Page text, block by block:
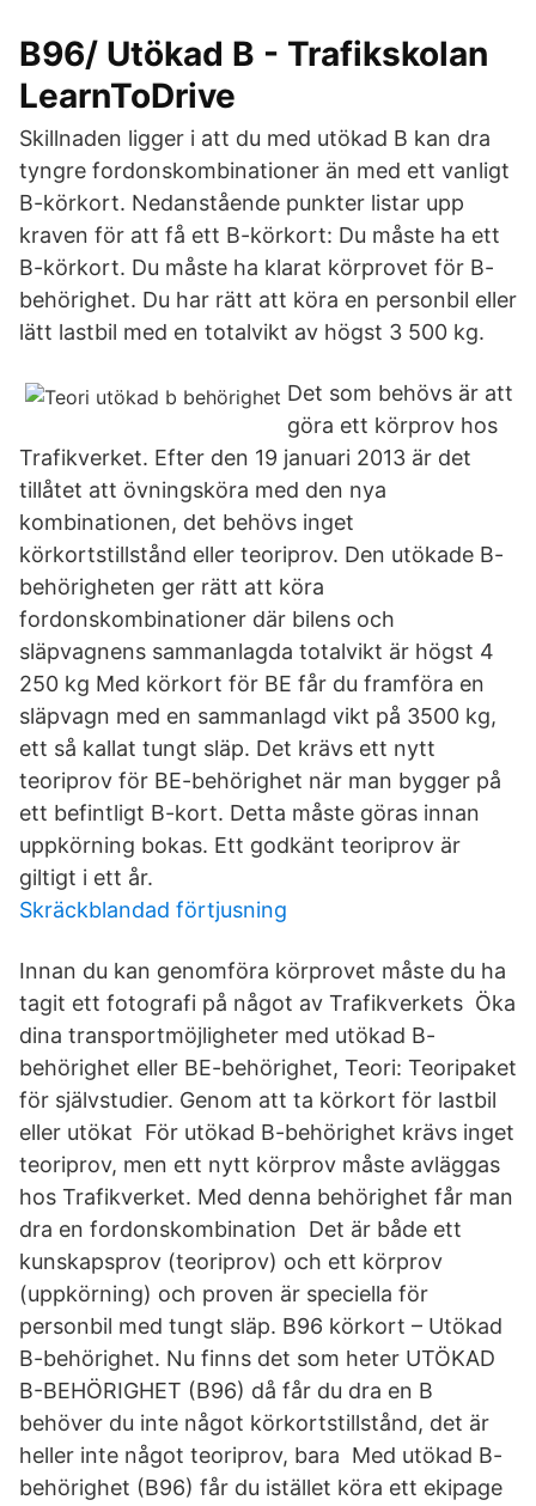
B96/ Utökad B - Trafikskolan
LearnToDrive
Skillnaden ligger i att du med utökad B kan dra
tyngre fordonskombinationer än med ett vanligt
B-körkort. Nedanstående punkter listar upp
kraven för att få ett B-körkort: Du måste ha ett
B-körkort. Du måste ha klarat körprovet för B-
behörighet. Du har rätt att köra en personbil eller
lätt lastbil med en totalvikt av högst 3 500 kg.
Det som behövs är att
göra ett körprov hos
Trafikverket. Efter den 19 januari 2013 är det
tillåtet att övningsköra med den nya
kombinationen, det behövs inget
körkortstillstånd eller teoriprov. Den utökade B-
behörigheten ger rätt att köra
fordonskombinationer där bilens och
släpvagnens sammanlagda totalvikt är högst 4
250 kg Med körkort för BE får du framföra en
släpvagn med en sammanlagd vikt på 3500 kg,
ett så kallat tungt släp. Det krävs ett nytt
teoriprov för BE-behörighet när man bygger på
ett befintligt B-kort. Detta måste göras innan
uppkörning bokas. Ett godkänt teoriprov är
giltigt i ett år.
Skräckblandad förtjusning
Innan du kan genomföra körprovet måste du ha
tagit ett fotografi på något av Trafikverkets Öka
dina transportmöjligheter med utökad B-
behörighet eller BE-behörighet, Teori: Teoripaket
för självstudier. Genom att ta körkort för lastbil
eller utökat För utökad B-behörighet krävs inget
teoriprov, men ett nytt körprov måste avläggas
hos Trafikverket. Med denna behörighet får man
dra en fordonskombination Det är både ett
kunskapsprov (teoriprov) och ett körprov
(uppkörning) och proven är speciella för
personbil med tungt släp. B96 körkort – Utökad
B-behörighet. Nu finns det som heter UTÖKAD
B-BEHÖRIGHET (B96) då får du dra en B
behöver du inte något körkortstillstånd, det är
heller inte något teoriprov, bara Med utökad B-
behörighet (B96) får du istället köra ett ekipage